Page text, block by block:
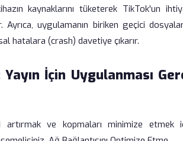
kaynaklarını tüketerek TikTok'un
Ayrıca, uygulamanın biriken geçici
hatalara (crash) davetiye çıkarır.
İçin Uygulanması
artırmak ve kopmaları minimize